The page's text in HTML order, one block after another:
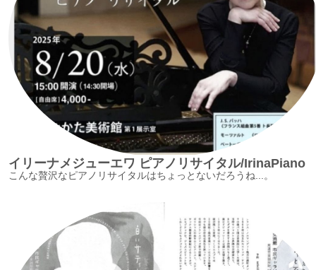
イリーナメジューエワ ピアノリサイタル/IrinaPiano
こんな贅沢なピアノリサイタルはちょっとないだろうね...。